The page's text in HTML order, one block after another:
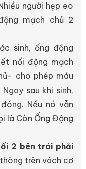
người hẹp eo
mạch chủ 2
sinh, ống động
nối động mạch
cho phép máu
sau khi sinh,
Nếu nó vẫn
là Còn Ống Động
2 bên trái phải
trên vách cơ